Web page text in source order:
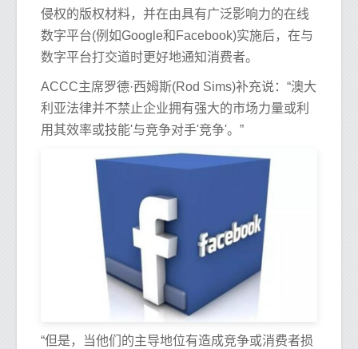
侵权的版权材料，并在由具有广泛影响力的在线
数字平台(例如Google和Facebook)实施后，在与
数字平台打交道时更好地通知消费者。
ACCC主席罗德·西姆斯(Rod Sims)补充说：“澳大
利亚法律并不禁止企业拥有强大的市场力量或利
用其效率或技能'与竞争对手'竞争'。”
“但是，当他们的主导地位有造成竞争或消费者损